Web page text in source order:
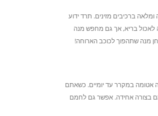
ברכיבים מזינים. תרד ידוע
לאכול בריא, אך גם מחפש מנה
אטומה במקרר עד יומיים. כשאתם
בצורה אחידה. אפשר גם לחמם